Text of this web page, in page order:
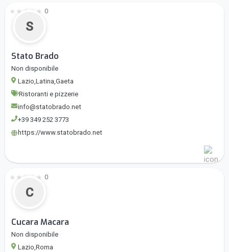
S
★ ★ ★ ★ ★ 0
Stato Brado
Non disponibile
Lazio,Latina,Gaeta
Ristoranti e pizzerie
info@statobrado.net
+39 349 252 3773
https://www.statobrado.net
C
★ ★ ★ ★ ★ 0
Cucara Macara
Non disponibile
Lazio,Roma